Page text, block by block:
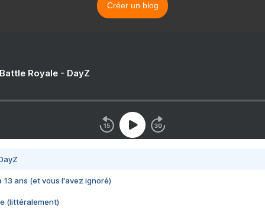
Créer un blog
Royale - DayZ
13 ans (et vous l'avez ignoré)
(littéralement)